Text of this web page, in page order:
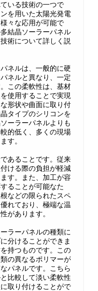
いる技術の一つで
を用いた太陽光発電
々な応用が可能で
結晶ソーラーパネル
術について詳しく説
ネルは、一般的に硬
ネルと異なり、一定
この柔軟性は、基材
使用することで実現
形状や曲面に取り付
タイプのシリコンを
ーラーパネルよりも
的低く、多くの現場
す。
あることです。従来
ける際の負担が軽減
す。また、加工が容
ることが可能なた
などの限られたスペ
れており、極端な温
があります。
ラーパネルの種類に
分けることができま
持つものです。この
の異なるポリマーが
パネルです。こちら
比較して淡い柔軟性
取り付けることがで